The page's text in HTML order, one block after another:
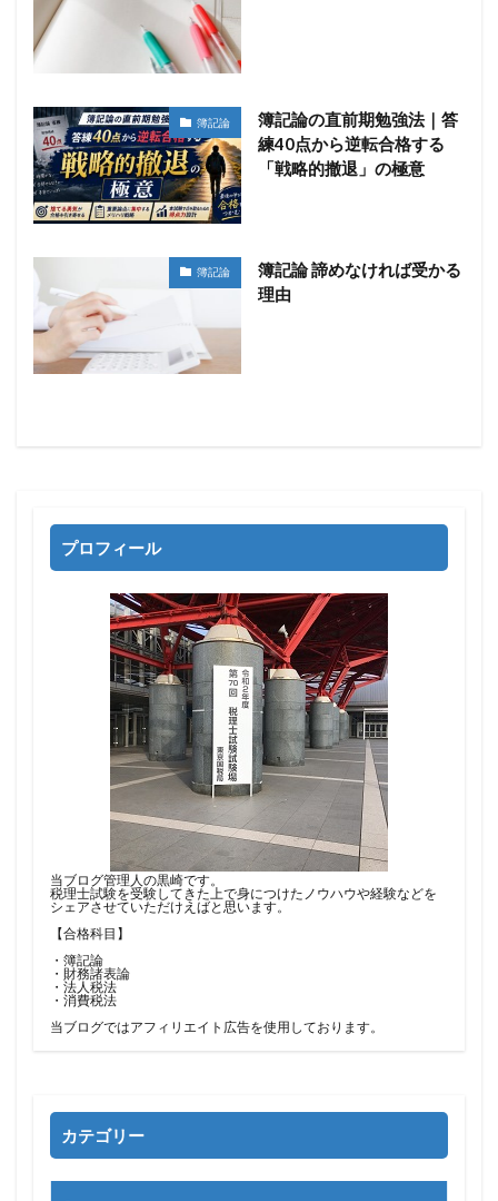
簿記論
簿記論の直前期勉強法｜答
練40点から逆転合格する
「戦略的撤退」の極意
簿記論
簿記論 諦めなければ受かる
理由
プロフィール
当ブログ管理人の黒崎です。
税理士試験を受験してきた上で身につけたノウハウや経験などを
シェアさせていただけえばと思います。
【合格科目】
・簿記論
・財務諸表論
・法人税法
・消費税法
当ブログではアフィリエイト広告を使用しております。
カテゴリー